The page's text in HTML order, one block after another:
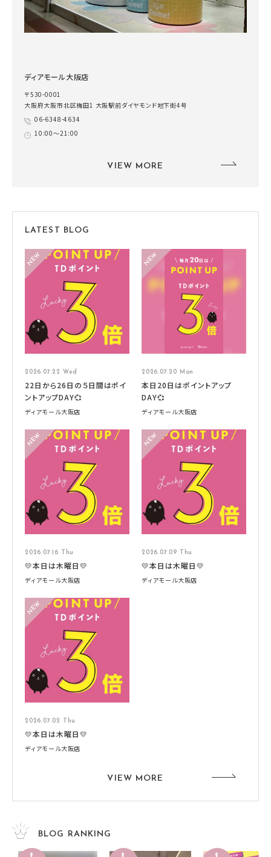
ディアモール大阪店
〒530-0001
大阪府大阪市北区梅田1 大阪駅前ダイヤモンド地下街4号
06-6348-4634
10:00～21:00
VIEW MORE
LATEST BLOG
2026.07.22 Wed
22日から26日の５日間はポイ
ントアップDAY💞
ディアモール大阪店
2026.07.20 Mon
本日20日はポイントアップ
DAY💞
ディアモール大阪店
2026.07.16 Thu
💛本日は木曜日💛
ディアモール大阪店
2026.07.09 Thu
💛本日は木曜日💛
ディアモール大阪店
2026.07.02 Thu
💛本日は木曜日💛
ディアモール大阪店
VIEW MORE
BLOG RANKING